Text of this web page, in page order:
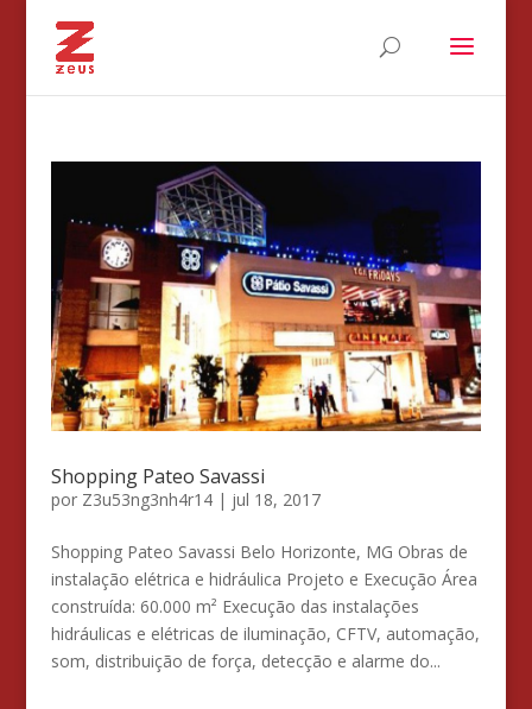
Shopping Pateo Savassi
por Z3u53ng3nh4r14| jul 18, 2017
Shopping Pateo Savassi Belo Horizonte, MG Obras de
instalação elétrica e hidráulica Projeto e Execução Área
construída: 60.000 m² Execução das instalações
hidráulicas e elétricas de iluminação, CFTV, automação,
som, distribuição de força, detecção e alarme do...